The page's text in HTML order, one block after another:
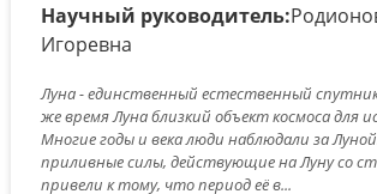
Научный руководитель:
Игоревна
Луна - единственный естественный
же время Луна близкий объект космоса для
Многие годы и века люди наблюдали за
приливные силы, действующие на Луну со
привели к тому, что период её в...